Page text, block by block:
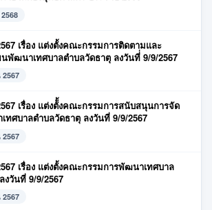
เรื่อง แต่งตั้งคณะกรรมการติดตามและ
พัฒนาเทศบาลตำบลวัดธาตุ ลงวันที่่ 9/9/2567
เรื่อง แต่งตัั้งคณะกรรมการสนับสนุนการจัด
ศบาลตำบลวัดธาตุ ลงวันที่ 9/9/2567
เรื่อง แต่งตั้งคณะกรรมการพัฒนาเทศบาล
งวันที่ 9/9/2567